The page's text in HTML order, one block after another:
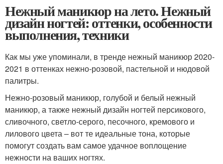
Нежный маникюр на лето. Нежный
дизайн ногтей: оттенки, особенности
выполнения, техники
Как мы уже упоминали, в тренде нежный маникюр 2020-
2021 в оттенках нежно-розовой, пастельной и нюдовой
палитры.
Нежно-розовый маникюр, голубой и белый нежный
маникюр, а также нежный дизайн ногтей персикового,
сливочного, светло-серого, песочного, кремового и
лилового цвета – вот те идеальные тона, которые
помогут создать вам самое удачное воплощение
нежности на ваших ногтях.